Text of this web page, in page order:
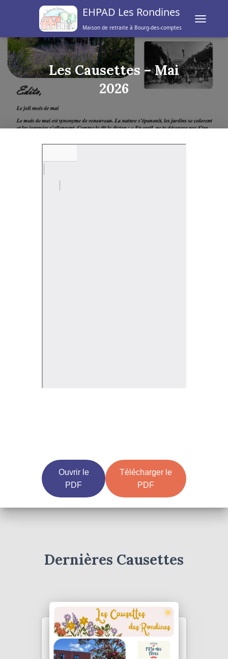
EHPAD Les Rondines
Maison de retraite à Bourg-des-comptes
O
L
E
N
G
Les Causettes – Mai
2026
Ouvrir le
PDF
Télécharger le
PDF
Dernières Causettes